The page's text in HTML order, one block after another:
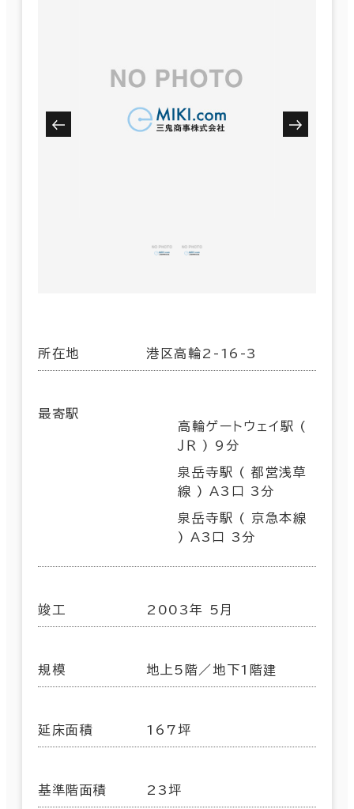
所在地 港区高輪2-16-3
最寄駅
高輪ゲートウェイ駅 (
ＪＲ ) 9分
泉岳寺駅 ( 都営浅草
線 ) A3口 3分
泉岳寺駅 ( 京急本線
) A3口 3分
竣工 2003年 5月
規模 地上5階／地下1階建
延床面積 167坪
基準階面積 23坪